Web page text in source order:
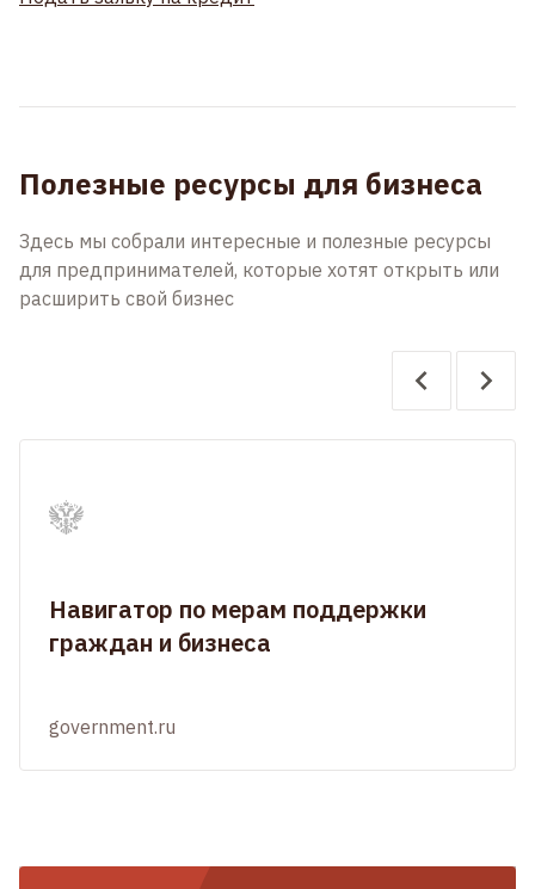
Полезные ресурсы для бизнеса
Здесь мы собрали интересные и полезные ресурсы
для предпринимателей, которые хотят открыть или
расширить свой бизнес
Навигатор по мерам поддержки
граждан и бизнеса
government.ru